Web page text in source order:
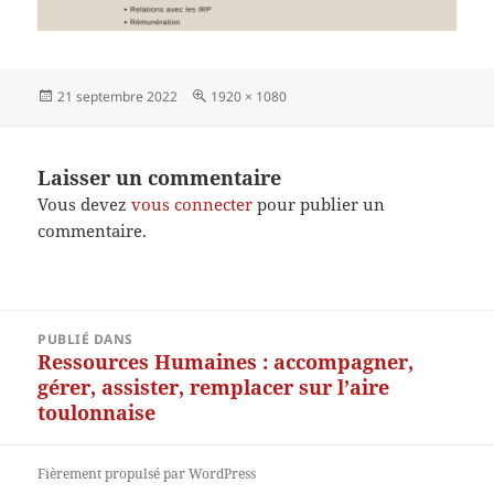
Publié
21 septembre 2022
Taille
1920 × 1080
Laisser un commentaire
Vous devezvous connecter pour publier un
commentaire.
l’article
PUBLIÉ DANS
Ressources Humaines : accompagner,
gérer, assister, remplacer sur l’aire
toulonnaise
Fièrement propulsé par WordPress